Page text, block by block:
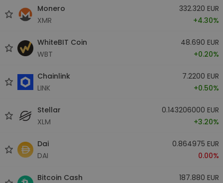
Monero
XMR
332.320 EUR
+4.30%
WhiteBIT Coin
WBT
48.690 EUR
+0.20%
Chainlink
LINK
7.2200 EUR
+0.50%
Stellar
XLM
0.143206000 EUR
+3.20%
Dai
DAI
0.864975 EUR
0.00%
Bitcoin Cash
187.880 EUR